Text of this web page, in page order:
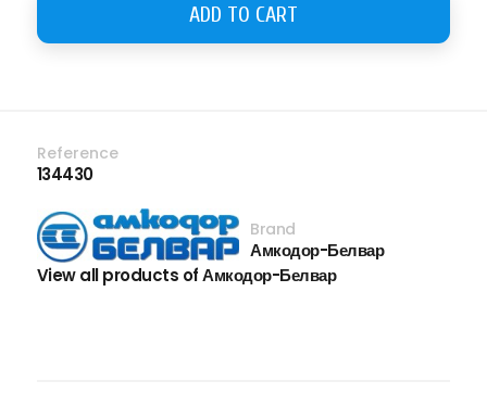
ADD TO CART
Reference
134430
Brand
Амкодор-Белвар
View all products of Амкодор-Белвар